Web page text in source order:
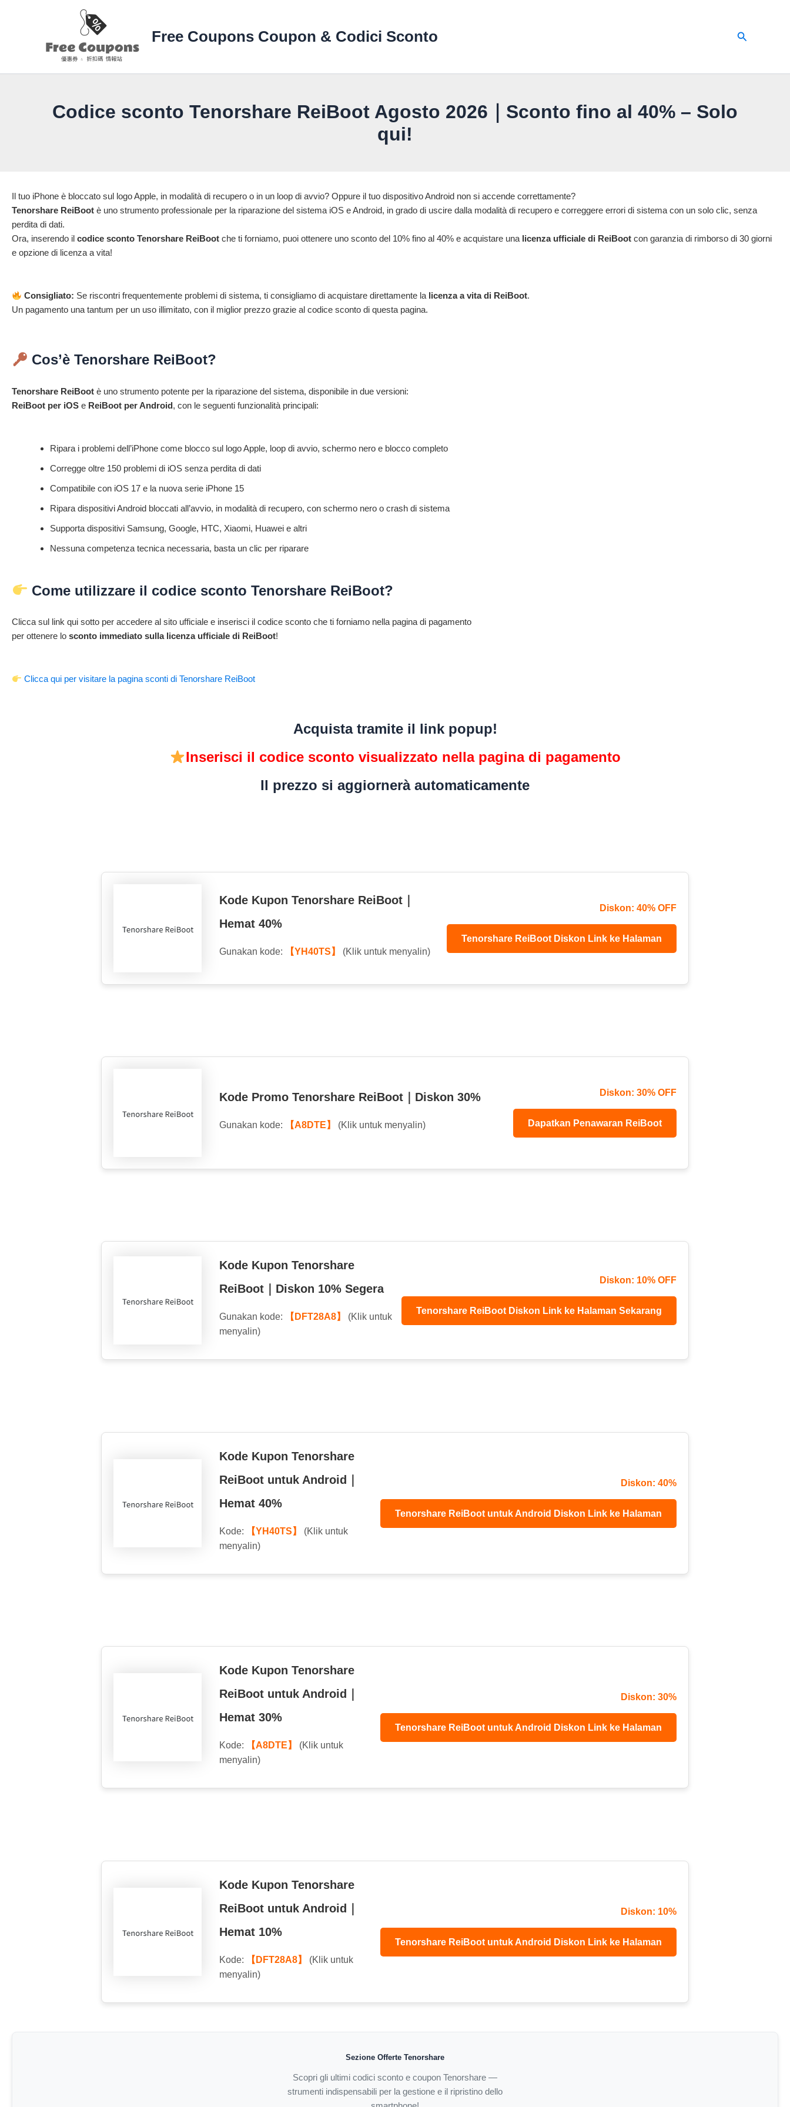
Free Coupons Coupon & Codici Sconto Cerca
Codice sconto Tenorshare ReiBoot Agosto 2026｜Sconto fino al 40% – Solo
qui!
Il tuo iPhone è bloccato sul logo Apple, in modalità di recupero o in un loop di avvio? Oppure il tuo dispositivo Android non si accende correttamente?
Tenorshare ReiBoot è uno strumento professionale per la riparazione del sistema iOS e Android, in grado di uscire dalla modalità di recupero e correggere errori di sistema con un solo clic, senza
perdita di dati.
Ora, inserendo il codice sconto Tenorshare ReiBoot che ti forniamo, puoi ottenere uno sconto del 10% fino al 40% e acquistare una licenza ufficiale di ReiBoot con garanzia di rimborso di 30 giorni
e opzione di licenza a vita!
Consigliato: Se riscontri frequentemente problemi di sistema, ti consigliamo di acquistare direttamente la licenza a vita di ReiBoot.
Un pagamento una tantum per un uso illimitato, con il miglior prezzo grazie al codice sconto di questa pagina.
Cos’è Tenorshare ReiBoot?
Tenorshare ReiBoot è uno strumento potente per la riparazione del sistema, disponibile in due versioni:
ReiBoot per iOS e ReiBoot per Android, con le seguenti funzionalità principali:
Ripara i problemi dell’iPhone come blocco sul logo Apple, loop di avvio, schermo nero e blocco completo
Corregge oltre 150 problemi di iOS senza perdita di dati
Compatibile con iOS 17 e la nuova serie iPhone 15
Ripara dispositivi Android bloccati all’avvio, in modalità di recupero, con schermo nero o crash di sistema
Supporta dispositivi Samsung, Google, HTC, Xiaomi, Huawei e altri
Nessuna competenza tecnica necessaria, basta un clic per riparare
Come utilizzare il codice sconto Tenorshare ReiBoot?
Clicca sul link qui sotto per accedere al sito ufficiale e inserisci il codice sconto che ti forniamo nella pagina di pagamento
per ottenere lo sconto immediato sulla licenza ufficiale di ReiBoot!
Clicca qui per visitare la pagina sconti di Tenorshare ReiBoot
Acquista tramite il link popup!
Inserisci il codice sconto visualizzato nella pagina di pagamento
Il prezzo si aggiornerà automaticamente
Kode Kupon Tenorshare ReiBoot｜
Hemat 40%
Gunakan kode: 【YH40TS】 (Klik untuk menyalin)
Diskon: 40% OFF
Tenorshare ReiBoot Diskon Link ke Halaman
Kode Promo Tenorshare ReiBoot｜Diskon 30%
Gunakan kode: 【A8DTE】 (Klik untuk menyalin)
Diskon: 30% OFF
Dapatkan Penawaran ReiBoot
Kode Kupon Tenorshare
ReiBoot｜Diskon 10% Segera
Gunakan kode: 【DFT28A8】
(Klik untuk
menyalin)
Diskon: 10% OFF
Tenorshare ReiBoot Diskon Link ke Halaman Sekarang
Kode Kupon Tenorshare
ReiBoot untuk Android｜
Hemat 40%
Kode: 【YH40TS】
(Klik untuk
menyalin)
Diskon: 40%
Tenorshare ReiBoot untuk Android Diskon Link ke Halaman
Kode Kupon Tenorshare
ReiBoot untuk Android｜
Hemat 30%
Kode: 【A8DTE】
(Klik untuk
menyalin)
Diskon: 30%
Tenorshare ReiBoot untuk Android Diskon Link ke Halaman
Kode Kupon Tenorshare
ReiBoot untuk Android｜
Hemat 10%
Kode: 【DFT28A8】
(Klik untuk
menyalin)
Diskon: 10%
Tenorshare ReiBoot untuk Android Diskon Link ke Halaman
Sezione Offerte Tenorshare
Scopri gli ultimi codici sconto e coupon Tenorshare —
strumenti indispensabili per la gestione e il ripristino dello